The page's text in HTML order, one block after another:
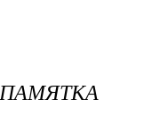
ПАМЯТКА